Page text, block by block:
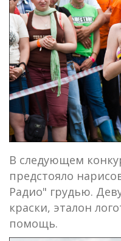
В следующем
предстояло
Радио" грудью.
краски, эталон
помощь.